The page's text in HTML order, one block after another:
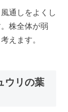
通しをよくし
株全体が弱
えます。
ウリの葉